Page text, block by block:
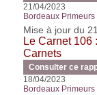
21/04/2023
Bordeaux
Mise à jour du
Le Carnet
Carnets
Consulter ce
18/04/2023
Bordeaux